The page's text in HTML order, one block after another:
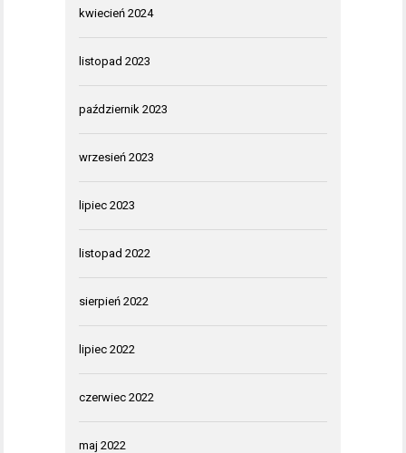
kwiecień 2024
listopad 2023
październik 2023
wrzesień 2023
lipiec 2023
listopad 2022
sierpień 2022
lipiec 2022
czerwiec 2022
maj 2022